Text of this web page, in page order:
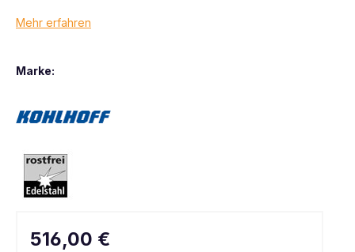
Mehr erfahren
Marke:
516,00 €